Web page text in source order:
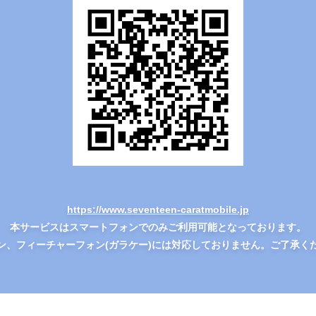
https://www.seventeen-caratmobile.jp
本サービスはスマートフォンでのみご利用可能となっております。
、フィーチャーフォン(ガラケー)には対応しておりません。ご了承く